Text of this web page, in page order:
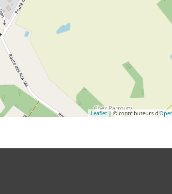
Leaflet | © contributeurs d'